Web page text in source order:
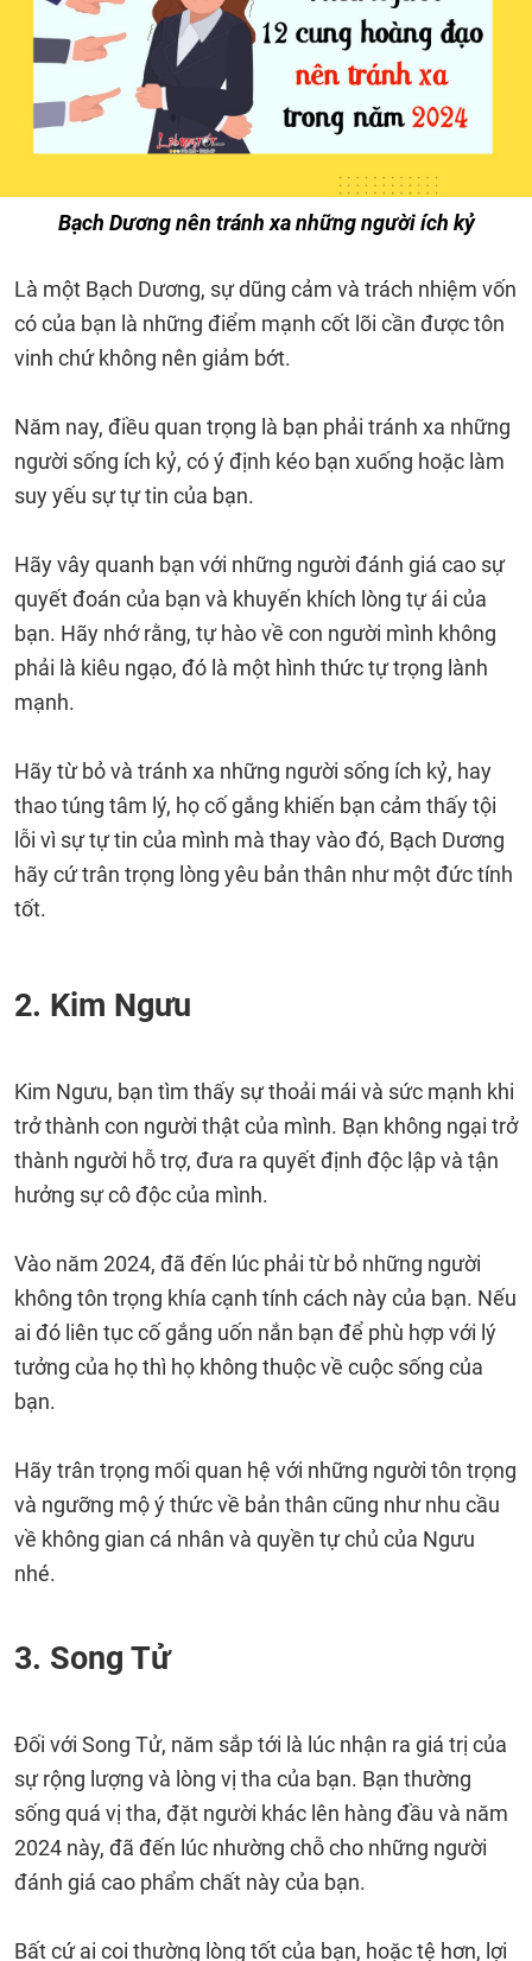
Bạch Dương nên tránh xa những người ích kỷ
Là một Bạch Dương, sự dũng cảm và trách nhiệm vốn
có của bạn là những điểm mạnh cốt lõi cần được tôn
vinh chứ không nên giảm bớt.
Năm nay, điều quan trọng là bạn phải tránh xa những
người sống ích kỷ, có ý định kéo bạn xuống hoặc làm
suy yếu sự tự tin của bạn.
Hãy vây quanh bạn với những người đánh giá cao sự
quyết đoán của bạn và khuyến khích lòng tự ái của
bạn. Hãy nhớ rằng, tự hào về con người mình không
phải là kiêu ngạo, đó là một hình thức tự trọng lành
mạnh.
Hãy từ bỏ và tránh xa những người sống ích kỷ, hay
thao túng tâm lý, họ cố gắng khiến bạn cảm thấy tội
lỗi vì sự tự tin của mình mà thay vào đó, Bạch Dương
hãy cứ trân trọng lòng yêu bản thân như một đức tính
tốt.
2. Kim Ngưu
Kim Ngưu, bạn tìm thấy sự thoải mái và sức mạnh khi
trở thành con người thật của mình. Bạn không ngại trở
thành người hỗ trợ, đưa ra quyết định độc lập và tận
hưởng sự cô độc của mình.
Vào năm 2024, đã đến lúc phải từ bỏ những người
không tôn trọng khía cạnh tính cách này của bạn. Nếu
ai đó liên tục cố gắng uốn nắn bạn để phù hợp với lý
tưởng của họ thì họ không thuộc về cuộc sống của
bạn.
Hãy trân trọng mối quan hệ với những người tôn trọng
và ngưỡng mộ ý thức về bản thân cũng như nhu cầu
về không gian cá nhân và quyền tự chủ của Ngưu
nhé.
3. Song Tử
Đối với Song Tử, năm sắp tới là lúc nhận ra giá trị của
sự rộng lượng và lòng vị tha của bạn. Bạn thường
sống quá vị tha, đặt người khác lên hàng đầu và năm
2024 này, đã đến lúc nhường chỗ cho những người
đánh giá cao phẩm chất này của bạn.
Bất cứ ai coi thường lòng tốt của bạn, hoặc tệ hơn, lợi